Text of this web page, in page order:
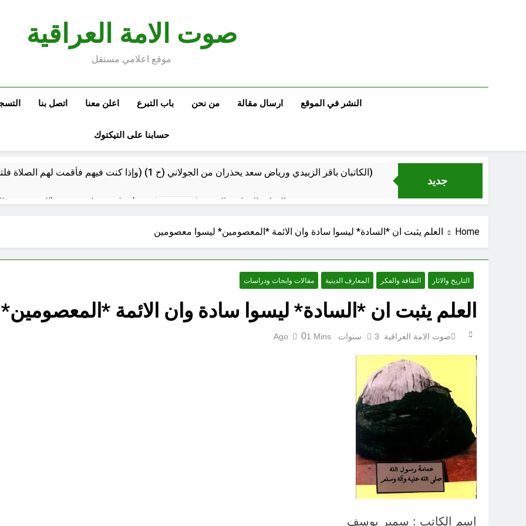
صوت الامة العراقية
موقع اعلامي مستقل
النشر في الموقع ارسال مقالة من نحن باب التبرع اعلن معنا اتصل بنا
حسابنا على التيكتوك
جديد
الكاتبان باقر الزبيدي ورياض سعد يحذران من الجولاني (ح 1) (وإذا كنت فيهم فأقمت لهم الصلاة فلتقم طائفة منهم معك وليأخذوا أٍسلحتهم)
مجلس عزاء حسيني (البصيرة في القرآن الكريم وعند العباس عليه السلام) الإعلام العراقي الحر
الحشود السورية على الحدود العراقية: لماذا الآن؟
اولا: (الولائي بعيون العراقيين)..كيف تعرف الولائي بـ 13
ماذا لو..تحليل حالة البنية الأسلامية بأستبعاد العترة النبوية الطاهرة من المشهد الأسلامي..!!
Home العلم يثبت ان *السادة* ليسوا سادة وان الائمة *المعصومين* ليسوا معصومين
التاريخ والاثار الثقافة والفكر المعارف الدينية مقالات وابحاث ودراسات
العلم يثبت ان *السادة* ليسوا سادة وان الائمة
صوت الامة العراقية 3 سنوات Ago 01 Mins
اسم الكاتب : سمير يوسف